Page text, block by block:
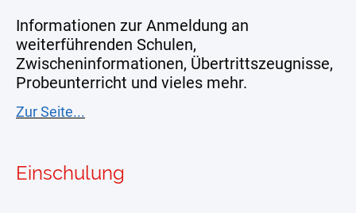
Informationen zur Anmeldung an
weiterführenden Schulen,
Zwischeninformationen, Übertrittszeugnisse,
Probeunterricht und vieles mehr.
Zur Seite...
Einschulung